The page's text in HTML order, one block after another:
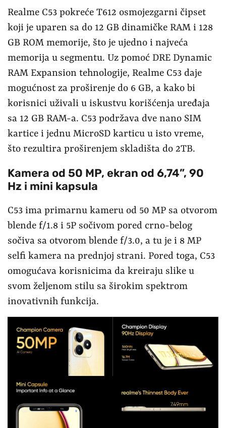
Realme C53 pokreće T612 osmojezgarni čipset
koji je uparen sa do 12 GB dinamičke RAM i 128
GB ROM memorije, što je ujedno i najveća
memorija u segmentu. Uz pomoć DRE Dynamic
RAM Expansion tehnologije, Realme C53 daje
mogućnost za proširenje do 6 GB, a kako bi
korisnici uživali u iskustvu korišćenja uređaja
sa 12 GB RAM-a. C53 podržava dve nano SIM
kartice i jednu MicroSD karticu u isto vreme,
što rezultira proširenjem skladišta do 2TB.
Kamera od 50 MP, ekran od 6,74”, 90
Hz i mini kapsula
C53 ima primarnu kameru od 50 MP sa otvorom
blende f/1.8 i 5P sočivom pored crno-belog
sočiva sa otvorom blende f/3.0, a tu je i 8 MP
selfi kamera na prednjoj strani. Pored toga, C53
omogućava korisnicima da kreiraju slike u
svom željenom stilu sa širokim spektrom
inovativnih funkcija.